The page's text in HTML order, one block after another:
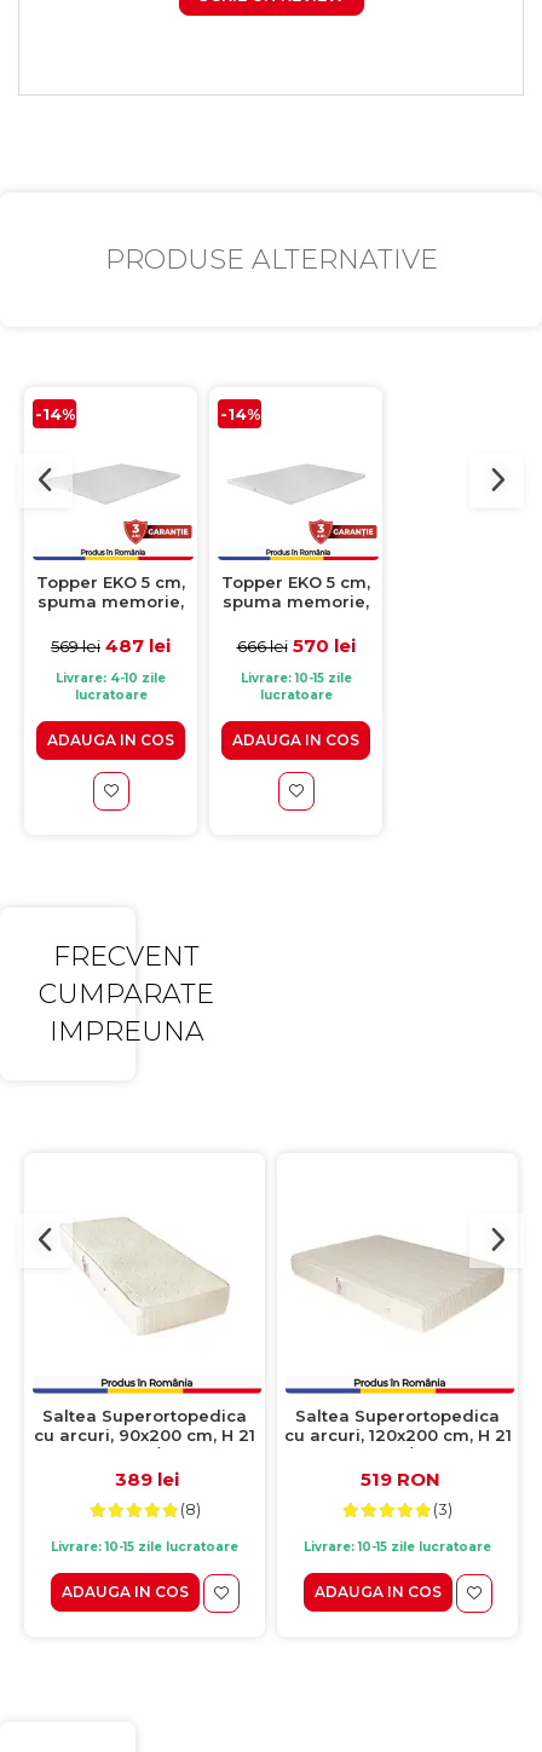
PRODUSE ALTERNATIVE
-14%
Topper EKO 5 cm,
spuma memorie,
poliuretanica,
569 lei 487 lei
Livrare: 4-10 zile
lucratoare
ADAUGA IN COS
-14%
Topper EKO 5 cm,
spuma memorie,
poliuretanica,
666 lei 570 lei
Livrare: 10-15 zile
lucratoare
ADAUGA IN COS
FRECVENT
CUMPARATE
IMPREUNA
Saltea Superortopedica
cu arcuri, 90x200 cm, H 21
cm, fata vara/fata iarna,
crem
389 lei
(8)
Livrare: 10-15 zile lucratoare
ADAUGA IN COS
Saltea Superortopedica
cu arcuri, 120x200 cm, H 21
cm, fata vara/fata iarna,
crem
519 RON
(3)
Livrare: 10-15 zile lucratoare
ADAUGA IN COS